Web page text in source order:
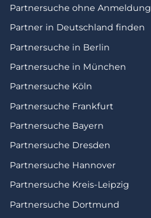
Partnersuche ohne Anmeldung
Partner in Deutschland finden
Partnersuche in Berlin
Partnersuche in München
Partnersuche Köln
Partnersuche Frankfurt
Partnersuche Bayern
Partnersuche Dresden
Partnersuche Hannover
Partnersuche Kreis-Leipzig
Partnersuche Dortmund